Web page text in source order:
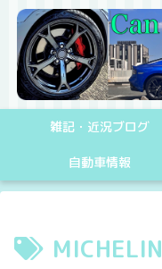
雑記・近況ブログ
自動車情報
MICHELIN